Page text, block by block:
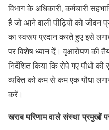
विभाग के अधिकारी, कर्मचारी
है जो आने वाली पीढ़ियों को जीवन
का स्वरूप प्रदान करते हुए इसे
पर विशेष ध्यान दें। वृक्षारोपण की
निर्देशित किया कि रोपे गए पौधों
व्यक्ति को कम से कम एक पौधा
करें।
खराब परिणाम वाले संस्था प्रमुखों